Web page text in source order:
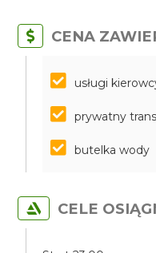
CENA
​​​​​​​usługi
prywatny
butelka wody
CELE